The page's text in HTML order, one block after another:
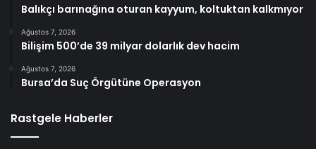
Balıkçı barınağına oturan kayyum, koltuktan kalkmıyor
Ağustos 7, 2026
Bilişim 500’de 39 milyar dolarlık dev hacim
Ağustos 7, 2026
Bursa’da Suç Örgütüne Operasyon
Rastgele Haberler